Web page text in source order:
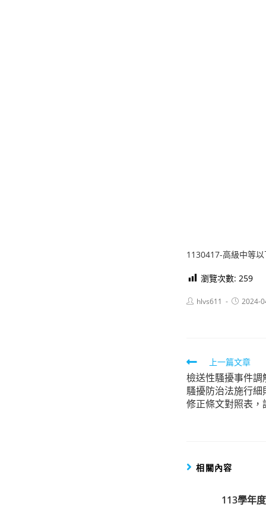
1130417-高級中等
瀏覽次數: 259
Posthlvs611
Post2024-
Read
more
articles
上一篇文章
檢送性騷擾事件
騷擾防治法施行
修正條文對照表，
相關內容
113學年